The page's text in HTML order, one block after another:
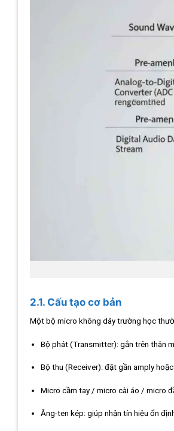
2.1. Cấu tạo cơ bản
Một bộ micro không dây trường học
Bộ phát (Transmitter): gắn trên thân
Bộ thu (Receiver): đặt gần amply
Micro cầm tay / micro cài áo / micro
Ăng-ten kép: giúp nhận tín hiệu ổn